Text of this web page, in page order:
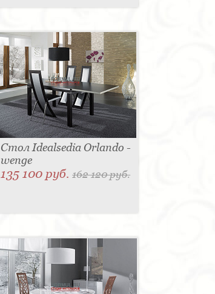
Стол Idealsedia Orlando -
wenge
135 100 руб.162 120 руб.